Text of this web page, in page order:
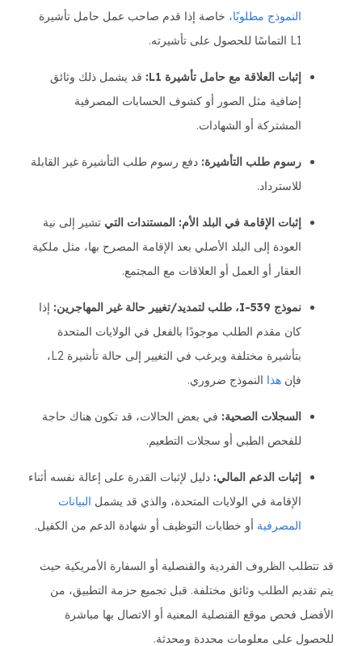
النموذج مطلوبًا، خاصة إذا قدم صاحب عمل حامل تأشيرة
L1 التماسًا للحصول على تأشيرته.
إثبات العلاقة مع حامل تأشيرة L1:
قد يشمل ذلك وثائق
إضافية مثل الصور أو كشوف الحسابات المصرفية
المشتركة أو الشهادات.
رسوم طلب التأشيرة: دفع رسوم طلب التأشيرة غير القابلة
للاسترداد.
إثبات الإقامة في البلد الأم: المستندات التي تشير إلى نية
العودة إلى البلد الأصلي بعد الإقامة المصرح بها، مثل ملكية
العقار أو العمل أو العلاقات مع المجتمع.
نموذج I-539، طلب لتمديد/تغيير حالة غير المهاجرين:
إذا
كان مقدم الطلب موجودًا بالفعل في الولايات المتحدة
بتأشيرة مختلفة ويرغب في التغيير إلى حالة تأشيرة L2،
فإن هذا النموذج ضروري.
السجلات الصحية: في بعض الحالات، قد تكون هناك حاجة
للفحص الطبي أو سجلات التطعيم.
إثبات الدعم المالي: دليل لإثبات القدرة على إعالة نفسه أثناء
الإقامة في الولايات المتحدة، والذي قد يشمل البيانات
المصرفية أو خطابات التوظيف أو شهادة الدعم من الكفيل.
قد تتطلب الظروف الفردية والقنصلية أو السفارة الأمريكية حيث
يتم تقديم الطلب وثائق مختلفة. قبل تجميع حزمة التطبيق، من
الأفضل فحص موقع القنصلية المعنية أو الاتصال بها مباشرة
للحصول على معلومات محددة ومحدثة.